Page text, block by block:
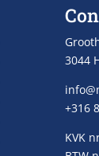
3044
+316
KVK